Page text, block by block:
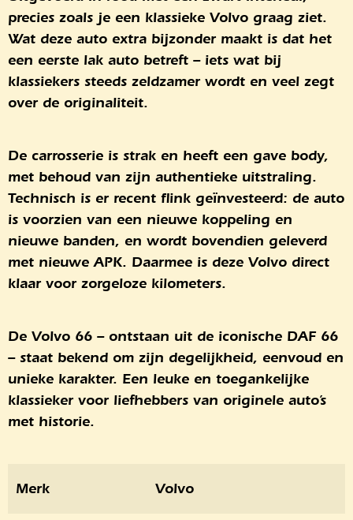
precies zoals je een klassieke Volvo graag ziet.
Wat deze auto extra bijzonder maakt is dat het
een eerste lak auto betreft – iets wat bij
klassiekers steeds zeldzamer wordt en veel zegt
over de originaliteit.
De carrosserie is strak en heeft een gave body,
met behoud van zijn authentieke uitstraling.
Technisch is er recent flink geïnvesteerd: de auto
is voorzien van een nieuwe koppeling en
nieuwe banden, en wordt bovendien geleverd
met nieuwe APK. Daarmee is deze Volvo direct
klaar voor zorgeloze kilometers.
De Volvo 66 – ontstaan uit de iconische DAF 66
– staat bekend om zijn degelijkheid, eenvoud en
unieke karakter. Een leuke en toegankelijke
klassieker voor liefhebbers van originele auto’s
met historie.
Merk Volvo